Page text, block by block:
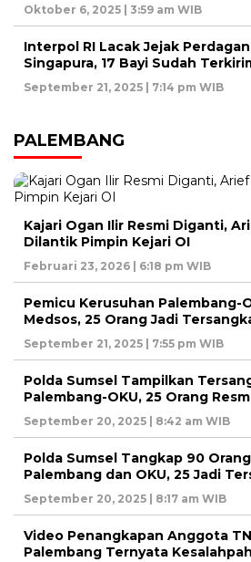
Oktober 6, 2025 | 3:59 am WIB
Interpol RI Lacak Jejak
Singapura, 17 Bayi Sudah
September 21, 2025 | 7:14 pm WIB
PALEMBANG
Kajari Ogan Ilir Resmi Diganti,
Dilantik Pimpin Kejari OI
Februari 23, 2026 | 6:18 pm WIB
Pemicu Kerusuhan Palembang-
Medsos, 25 Orang Jadi
September 21, 2025 | 7:55 pm WIB
Polda Sumsel Tampilkan
Palembang-OKU, 25 Orang
September 20, 2025 | 8:42 am WIB
Polda Sumsel Tangkap 90
Palembang dan OKU, 25 Jadi
September 20, 2025 | 8:17 am WIB
Video Penangkapan Anggota
Palembang Ternyata